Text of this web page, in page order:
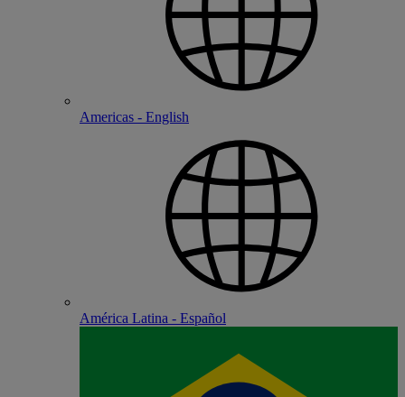
Americas - English
América Latina - Español